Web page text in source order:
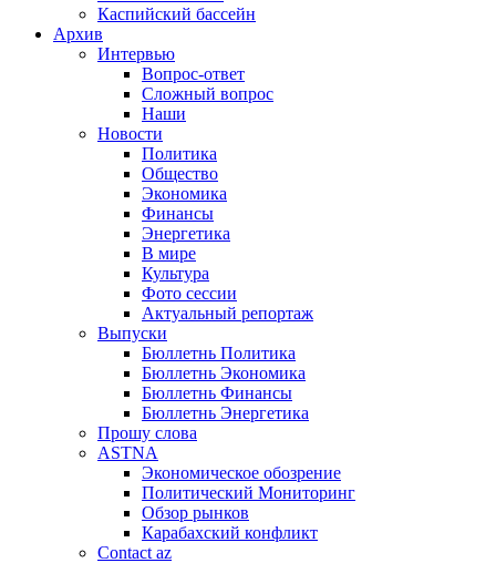
Каспийский бассейн
Архив
Интервью
Вопрос-ответ
Сложный вопрос
Наши
Новости
Политика
Общество
Экономика
Финансы
Энергетика
В мире
Культура
Фото сессии
Актуальный репортаж
Выпуски
Бюллетнь Политика
Бюллетнь Экономика
Бюллетнь Финансы
Бюллетнь Энергетика
Прошу слова
ASTNA
Экономическое обозрение
Политический Мониторинг
Обзор рынков
Карабахский конфликт
Contact az